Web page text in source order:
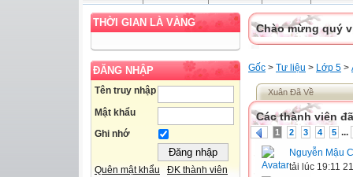
THỜI GIAN LÀ VÀNG
ĐĂNG NHẬP
Tên truy nhập
Mật khẩu
Ghi nhớ
Quên mật khẩu ĐK thành viên
Chào mừng quý
Gốc > Tư liệu > Lớp 5 >
Xuân Đã Về
Các thành viên
1 2 3 4 5 ...
Nguyễn Mậu
tải lúc 19:11